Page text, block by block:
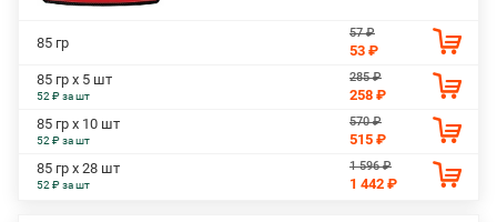
85 гр
57 ₽
53 ₽
85 гр х 5 шт
52 ₽ за шт
285 ₽
258 ₽
85 гр х 10 шт
52 ₽ за шт
570 ₽
515 ₽
85 гр х 28 шт
52 ₽ за шт
1 596 ₽
1 442 ₽